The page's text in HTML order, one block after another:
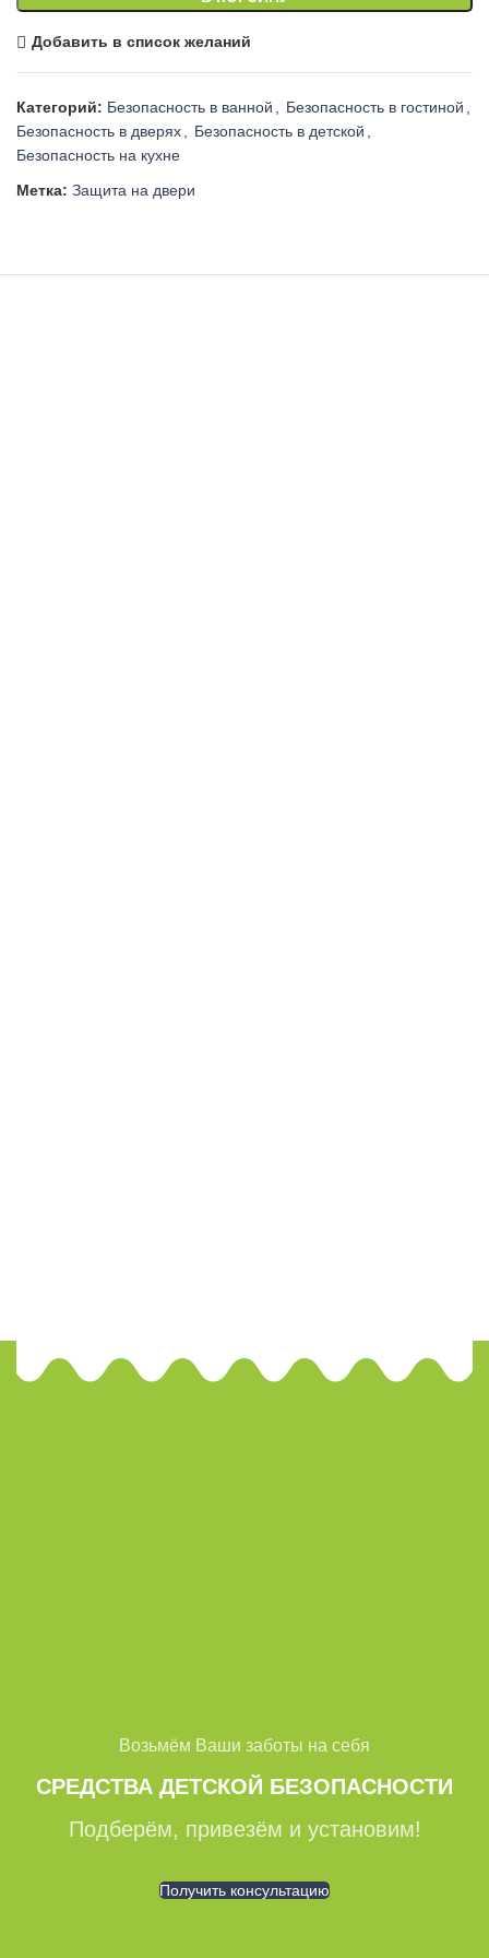
Добавить в список желаний
Категорий: Безопасность в ванной Безопасность в гостиной
Безопасность в дверях
Безопасность в детской
Безопасность на кухне
Метка: Защита на двери
Возьмём Ваши заботы на себя
СРЕДСТВА ДЕТСКОЙ БЕЗОПАСНОСТИ
Подберём, привезём и установим!
Получить консультацию